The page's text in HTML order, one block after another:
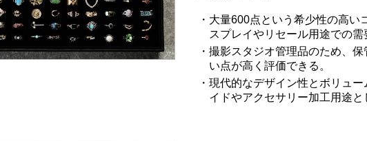
大量600点という希少性の高い
スプレイやリセール用途での需
撮影スタジオ管理品のため、
い点が高く評価できる。
現代的なデザイン性とボリュ
イドやアクセサリー加工用途と